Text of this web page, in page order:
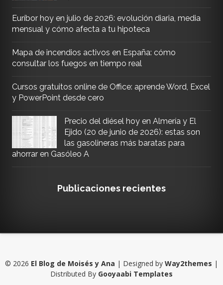
Euríbor hoy en julio de 2026: evolución diaria, media
mensual y cómo afecta a tu hipoteca
Mapa de incendios activos en España: cómo
consultar los fuegos en tiempo real
Cursos gratuitos online de Office: aprende Word, Excel
y PowerPoint desde cero
Precio del diésel hoy en Almería y El
Ejido (20 de junio de 2026): estas son
las gasolineras más baratas para
ahorrar en Gasóleo A
Publicaciones recientes
© 2026 El Blog de Moisés y Ana | Designed by Way2themes |
Distributed By Gooyaabi Templates